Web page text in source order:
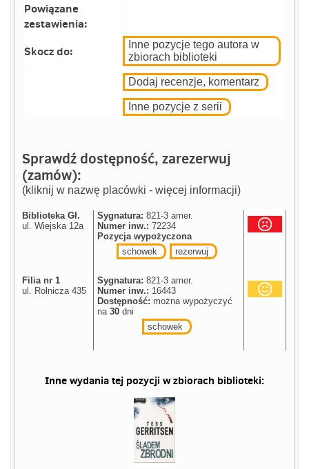
Powiązane
zestawienia:
Skocz do:
Inne pozycje tego autora w
zbiorach biblioteki
Dodaj recenzje, komentarz
Inne pozycje z serii
Sprawdź dostępność, zarezerwuj
(zamów):
(kliknij w nazwę placówki - więcej informacji)
Biblioteka Gł.
ul. Wiejska 12a
Sygnatura: 821-3 amer.
Numer inw.: 72234
Pozycja wypożyczona
schowek
rezerwuj
Filia nr 1
ul. Rolnicza 435
Sygnatura: 821-3 amer.
Numer inw.: 16443
Dostępność: można wypożyczyć
na30 dni
schowek
Inne wydania tej pozycji w zbiorach biblioteki: